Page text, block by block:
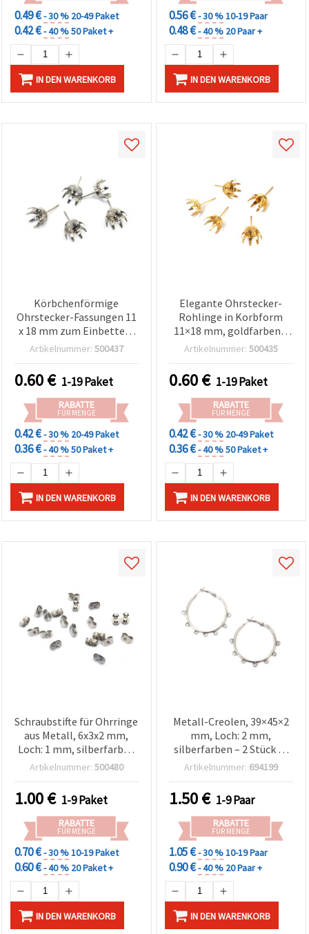
0.49 €- 30 % 20-49 Paket
0.42 €- 40 %50 Paket +
IN DEN WARENKORB
0.56 €- 30 %10-19 Paar
0.48 €- 40 % 20 Paar +
IN DEN WARENKORB
Körbchenförmige
Ohrstecker-Fassungen 11
x 18 mm zum Einbetten,
silberfarben – 10 Stück
Artikelnummer: 500437
0.60€ 1-19 Paket
RABATTE
FÜR MENGE
0.42 €- 30 % 20-49 Paket
0.36 €- 40 %50 Paket +
IN DEN WARENKORB
Elegante Ohrstecker-
Rohlinge in Korbform
11×18 mm, goldfarben –
10 Stück für kreative
Artikelnummer: 500435
0.60€ 1-19 Paket
RABATTE
FÜR MENGE
0.42 €- 30 % 20-49 Paket
0.36 €- 40 %50 Paket +
IN DEN WARENKORB
Schraubstifte für Ohrringe
aus Metall, 6x3x2 mm,
Loch: 1 mm, silberfarben
– 50 Stück
Artikelnummer: 500480
1.00€ 1-9 Paket
RABATTE
FÜR MENGE
0.70 €- 30 %10-19 Paket
0.60 €- 40 % 20 Paket +
IN DEN WARENKORB
Metall-Creolen, 39×45×2
mm, Loch: 2 mm,
silberfarben – 2 Stück (1
Paar)
Artikelnummer: 694199
1.50€ 1-9 Paar
RABATTE
FÜR MENGE
1.05 €- 30 %10-19 Paar
0.90 €- 40 % 20 Paar +
IN DEN WARENKORB